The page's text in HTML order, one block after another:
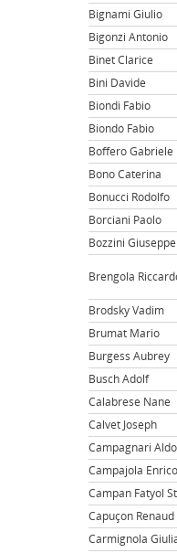
Bignami Giulio
Bigonzi Antonio
Binet Clarice
Bini Davide
Biondi Fabio
Biondo Fabio
Boffero Gabriele
Bono Caterina
Bonucci Rodolfo
Borciani Paolo
Bozzini Giuseppe
Brengola
Brodsky Vadim
Brumat Mario
Burgess Aubrey
Busch Adolf
Calabrese Nane
Calvet Joseph
Campagnari Aldo
Campajola Enrico
Campan Fatyol
Capuçon Renaud
Carmignola